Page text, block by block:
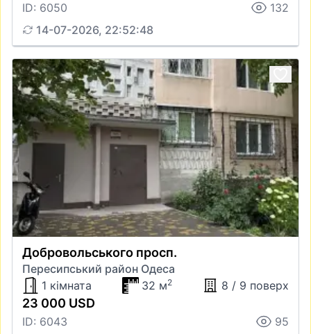
ID: 6050
132
14-07-2026, 22:52:48
Добровольського просп.
Пересипський район Одеса
1 кімната
32 м2 8 / 9 поверх
23 000 USD
ID: 6043
95